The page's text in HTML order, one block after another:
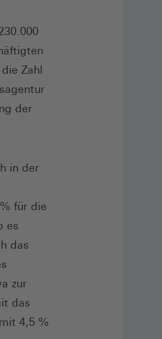
Zahl
der
in der
für die
es
das
zur
das
4,5 %